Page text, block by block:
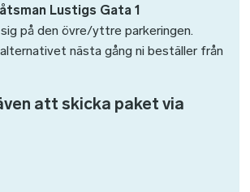
Lustigs Gata 1
på den övre/yttre parkeringen.
nästa gång ni beställer från
att skicka paket via